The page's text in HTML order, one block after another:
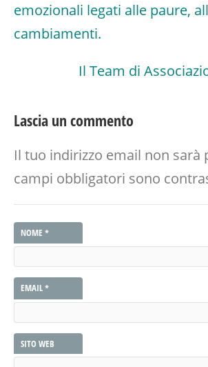
emozionali legati alle paure,
cambiamenti.
Il Team di
Lascia un commento
Il tuo indirizzo email non sarà
campi obbligatori sono
NOME *
EMAIL*
SITO WEB